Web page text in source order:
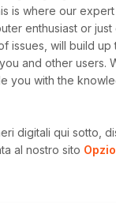
is where our
enthusiast or
issues, will build up
and other users.
you with the
digitali qui sotto,
al nostro sito